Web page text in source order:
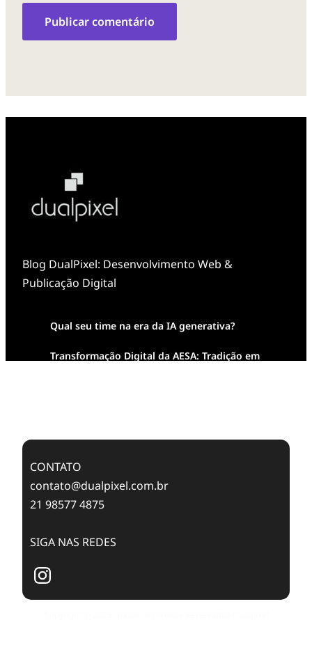
Blog DualPixel: Desenvolvimento Web &
Publicação Digital
Qual seu time na era da IA generativa?
Transformação Digital da AESA: Tradição em
CONTATO
contato@dualpixel.com.br
21 98577 4875
SIGA NAS REDES